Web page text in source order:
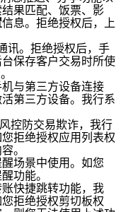
果匹配、饭票、影
信息。拒绝授权后，上
讯。拒绝授权后，手
保存客户交易时所使
与第三方设备连接
第三方设备。我行系
控防交易欺诈，我行
拒绝授权应用列表权
。
场景中使用。如您
功能。
快捷跳转功能，我
拒绝授权剪切板权